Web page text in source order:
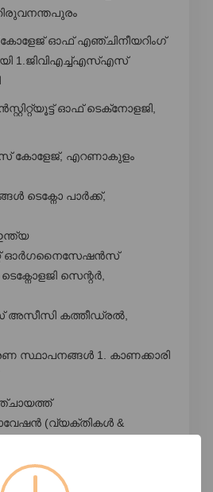
ഓഫ് എഞ്ചിനീയറിംഗ്
1.ജിവിഎച്ച്എസ്എസ്
ഓഫ് ടെക്‌നോളജി,
കോളേജ്, എറണാകുളം
ടെക്നോ പാർക്ക്,
ഓർഗനൈസേഷൻസ്
സെന്റർ,
അസീസി കത്തീഡ്രൽ,
സ്ഥാപനങ്ങൾ 1. കാണക്കാരി
(വ്യക്തികൾ &
ഇൻസ്റ്റിറ്റ്യൂട്ട് ഓഫ് ഫിഷറീസ്